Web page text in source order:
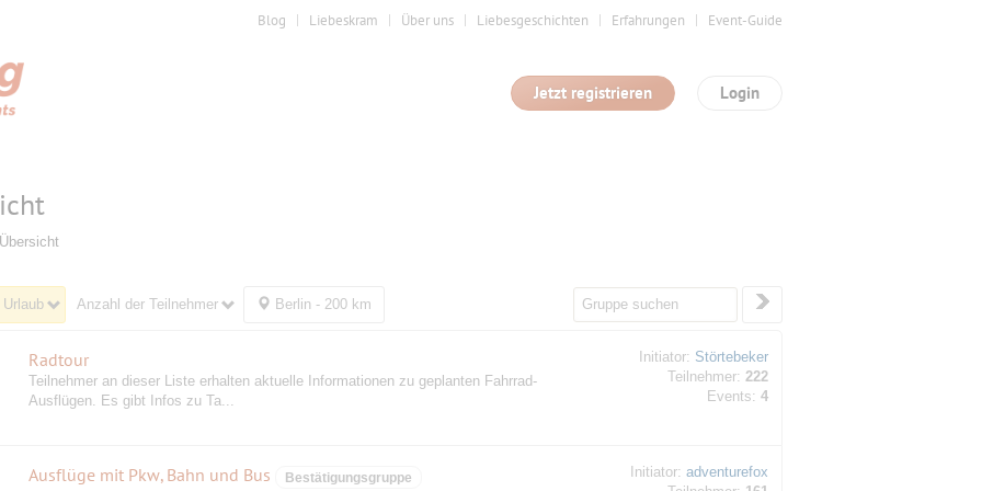
Blog Liebeskram Über uns Liebesgeschichten Erfahrungen Event-Guide
Login
Jetzt registrieren
Anzahl der Teilnehmer Berlin - 200 km
Radtour
Teilnehmer an dieser Liste erhalten aktuelle Informationen zu geplanten Fahrrad-
Ausflügen. Es gibt Infos zu Ta...
Initiator: Störtebeker
Teilnehmer: 222
Events: 4
Ausflüge mit Pkw, Bahn und Bus Bestätigungsgruppe Initiator: adventurefox